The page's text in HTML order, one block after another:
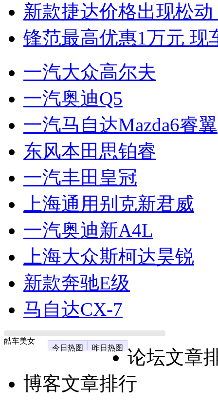
新款捷达价格出现松
锋范最高优惠1万元 现
一汽大众高尔夫
一汽奥迪Q5
一汽马自达Mazda6睿翼
东风本田思铂睿
一汽丰田皇冠
上海通用别克新君威
一汽奥迪新A4L
上海大众斯柯达昊锐
新款奔驰E级
马自达CX-7
酷车美女
今日热图
昨日热图
论坛文章
博客文章排行